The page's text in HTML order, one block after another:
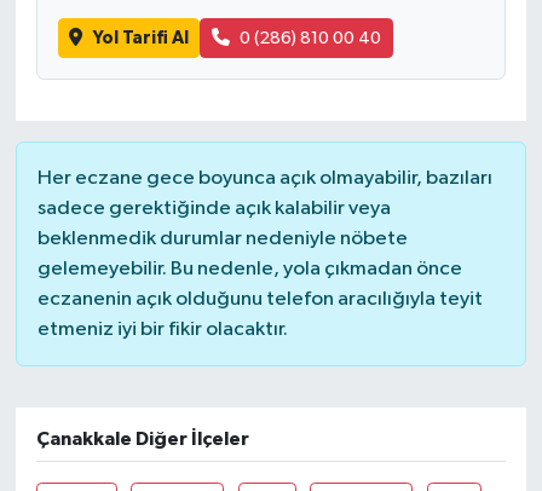
Yol Tarifi Al 0 (286) 810 00 40
Her eczane gece boyunca açık olmayabilir, bazıları
sadece gerektiğinde açık kalabilir veya
beklenmedik durumlar nedeniyle nöbete
gelemeyebilir. Bu nedenle, yola çıkmadan önce
eczanenin açık olduğunu telefon aracılığıyla teyit
etmeniz iyi bir fikir olacaktır.
Çanakkale Diğer İlçeler